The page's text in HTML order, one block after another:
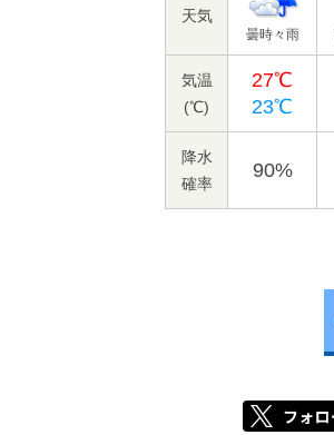
天気
曇時々雨
気温
(℃)
27℃
23℃
降水
確率
90%